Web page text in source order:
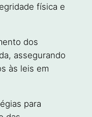
física e
dos
assegurando
às leis em
para